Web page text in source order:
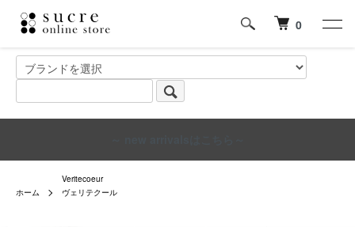
0
ホーム
Veritecoeur
ヴェリテクール